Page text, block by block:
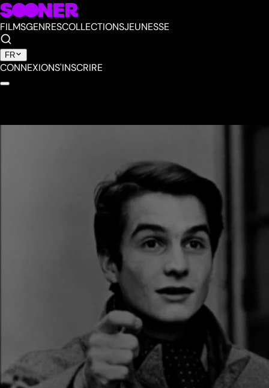
FILMSGENRESCOLLECTIONSJEUNESSE
FR
CONNEXIONS'INSCRIRE